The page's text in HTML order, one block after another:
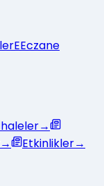
EEczane
→
→ Etkinlikler→